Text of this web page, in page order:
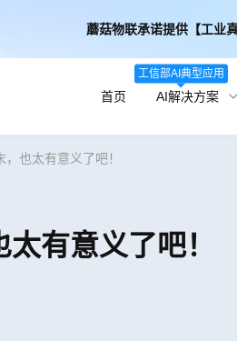
蘑菇物联承诺提供【工业
首页 AI解决方案
工信部AI典型应用
，也太有意义了吧！
有意义了吧！